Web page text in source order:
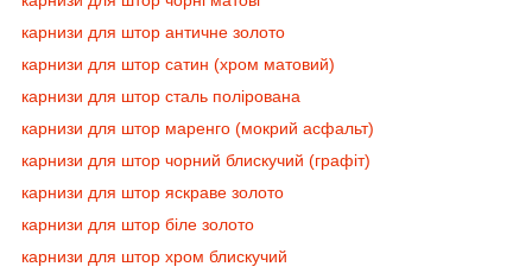
карнизи для штор античне золото
карнизи для штор сатин (хром матовий)
карнизи для штор сталь полірована
карнизи для штор маренго (мокрий асфальт)
карнизи для штор чорний блискучий (графіт)
карнизи для штор яскраве золото
карнизи для штор біле золото
карнизи для штор хром блискучий